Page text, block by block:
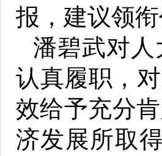
报，建议领
潘碧武对
认真履职，
效给予充分
济发展所取